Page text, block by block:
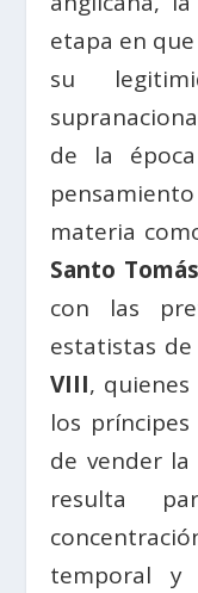
etapa en
su
de la
materia
Santo
con las
estatistas de
VIII,
los
de vender
resulta
temporal y